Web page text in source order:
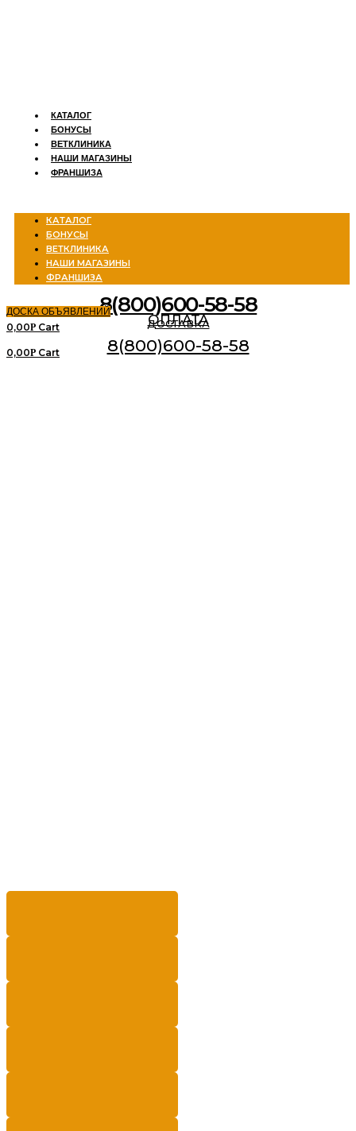
КАТАЛОГ
БОНУСЫ
ВЕТКЛИНИКА
НАШИ МАГАЗИНЫ
ФРАНШИЗА
КАТАЛОГ
БОНУСЫ
ВЕТКЛИНИКА
НАШИ МАГАЗИНЫ
ФРАНШИЗА
8(800)600-58-58
ДОСКА ОБЪЯВЛЕНИЙ
ДОСТАВКА
ОПЛАТА
0,00Р Cart
8(800)600-58-58
0,00Р Cart